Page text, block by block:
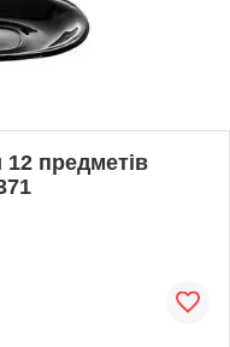
предметів